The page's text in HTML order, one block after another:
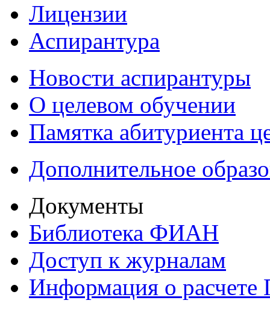
Лицензии
Аспирантура
Новости аспирантуры
О целевом обучении
Памятка абитуриента
Дополнительное
Документы
Библиотека ФИАН
Доступ к журналам
Информация о